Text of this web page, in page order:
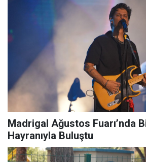
Madrigal Ağustos Fuarı’nda Binlerce
Hayranıyla Buluştu